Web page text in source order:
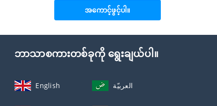
အကောင့်ဖွင့်ပါ။
ဘာသာစကားတစ်ခုကို ရွေးချယ်ပါ။
English العربيّة